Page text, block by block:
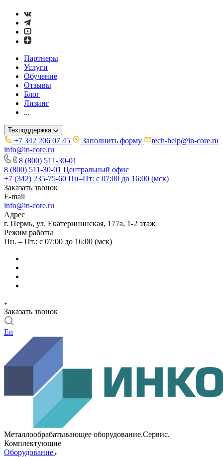
Партнеры
Услуги
Обучение
Отзывы
Блог
Лизинг
...
Техподдержка
+7 342 206 07 45 Заполнить форму
tech-help@in-core.ru
info@in-core.ru
8 (800) 511-30-01
8 (800) 511-30-01 Центральный офис
+7 (342) 235-75-60 Пн–Пт: с 07:00 до 16:00 (мск)
Заказать звонок
E-mail
info@in-core.ru
Адрес
г. Пермь, ул. ​Екатерининская, 177а, ​1-2 этаж
Режим работы
Пн. – Пт.: с 07:00 до 16:00 (мск)
Заказать звонок
En
Металлообрабатывающее оборудование.Сервис.
Комплектующие
Оборудование